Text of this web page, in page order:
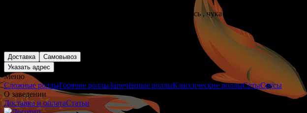
(рис, нори, творожный сыр, креветки в панировке, лосось , чука в ореховом соусе, тобико)
Доставка
Самовывоз
Указать адрес
Меню
Сложные роллыГорячие роллыЗапечённые роллыКлассические роллыСетыСоусы
О заведении
Доставка и оплатаСтатьи